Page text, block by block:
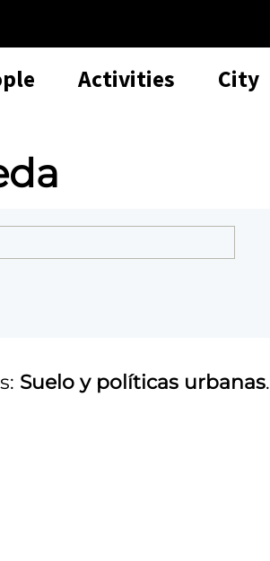
Activities City
Suelo y políticas urbanas.